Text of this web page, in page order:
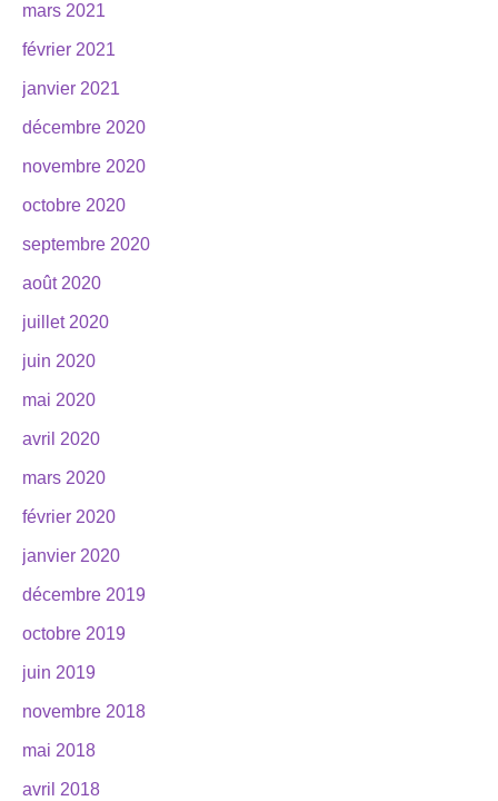
mars 2021
février 2021
janvier 2021
décembre 2020
novembre 2020
octobre 2020
septembre 2020
août 2020
juillet 2020
juin 2020
mai 2020
avril 2020
mars 2020
février 2020
janvier 2020
décembre 2019
octobre 2019
juin 2019
novembre 2018
mai 2018
avril 2018